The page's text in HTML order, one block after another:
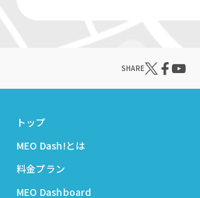
SHARE
トップ
MEO Dash!とは
料金プラン
MEO Dashboard